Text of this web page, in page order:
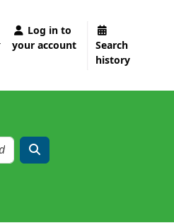
Log in to
your account
Search
history